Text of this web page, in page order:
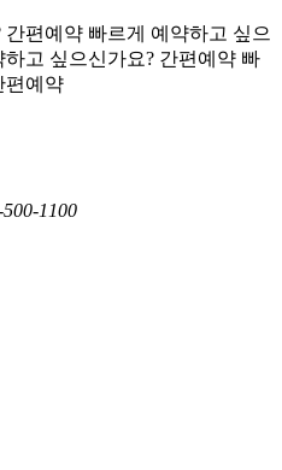
간편예약 빠르게 예약하고 싶으
하고 싶으신가요? 간편예약 빠
편예약
1100